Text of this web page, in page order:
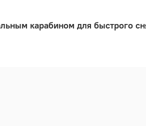
карабином для быстрого